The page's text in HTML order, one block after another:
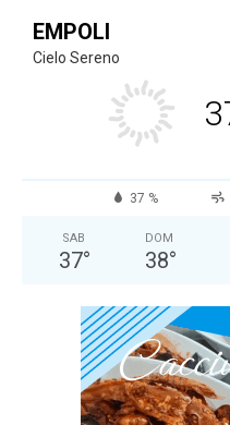
EMPOLI
Cielo Sereno
37 %
SAB
37°
DOM
38°